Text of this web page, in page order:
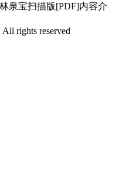
泉宝扫描版[PDF]内容介
All rights reserved